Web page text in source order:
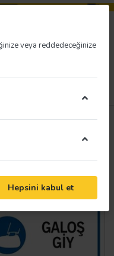
veya reddedeceğinize
Hepsini kabul et